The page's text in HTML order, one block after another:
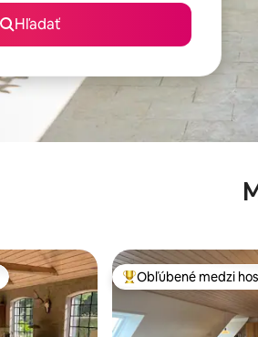
Hľadať
Najobľúbenejšie
Obľúbené medzi